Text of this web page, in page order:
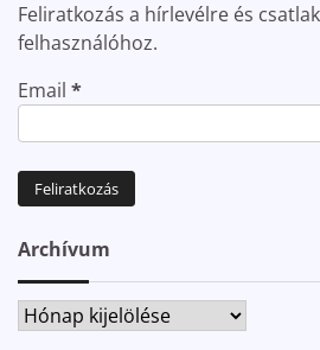
Feliratkozás a hírlevélre és
felhasználóhoz.
Email *
Archívum
Archívum